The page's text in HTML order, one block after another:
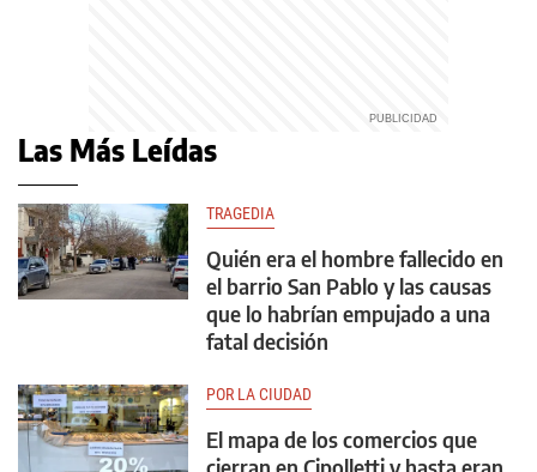
Las Más Leídas
TRAGEDIA
Quién era el hombre fallecido en
el barrio San Pablo y las causas
que lo habrían empujado a una
fatal decisión
POR LA CIUDAD
El mapa de los comercios que